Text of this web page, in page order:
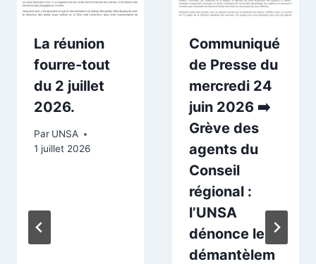
La réunion
fourre-tout
du 2 juillet
2026.
Par UNSA
1 juillet 2026
Communiqué
de Presse du
mercredi 24
juin 2026 ➡️
Grève des
agents du
Conseil
régional :
l’UNSA
dénonce le
démantèlem